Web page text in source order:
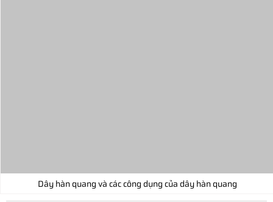
Dây hàn quang và các công dụng của dây hàn quang